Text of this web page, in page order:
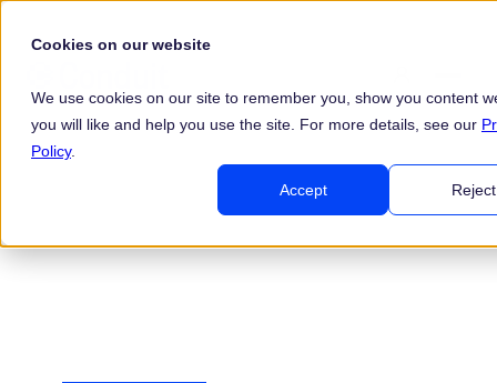
Cookies on our website
We use cookies on our site to remember you, show you content
you will like and help you use the site. For more details, see our
Policy.
Accept Reject